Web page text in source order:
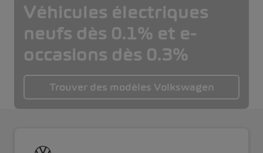
Véhicules électriques
neufs dès 0.1% et e-
occasions dès 0.3%
Trouver des modèles Volkswagen